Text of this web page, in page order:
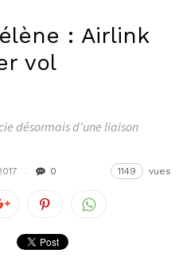
: Airlink
vol
désormais d'une liaison
0 1149 vues